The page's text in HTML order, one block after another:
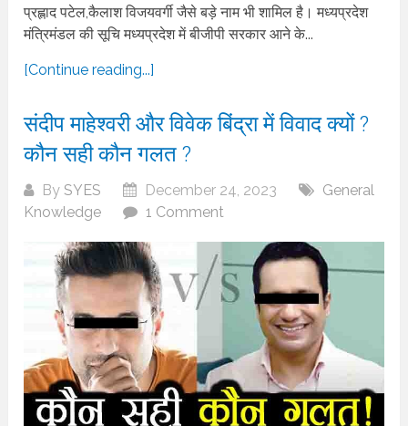
प्रह्लाद पटेल,कैलाश विजयवर्गी जैसे बड़े नाम भी शामिल है। मध्यप्रदेश
मंत्रिमंडल की सूचि मध्यप्रदेश में बीजीपी सरकार आने के...
[Continue reading...]
संदीप माहेश्वरी और विवेक बिंद्रा में विवाद क्यों ?
कौन सही कौन गलत ?
BySYES December 24, 2023
General
Knowledge
1 Comment